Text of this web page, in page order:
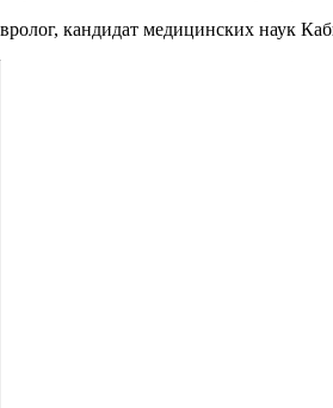
кандидат медицинских наук